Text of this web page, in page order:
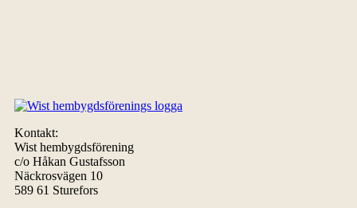
Kontakt:
Wist hembygdsförening
c/o Håkan Gustafsson
Näckrosvägen 10
589 61 Sturefors